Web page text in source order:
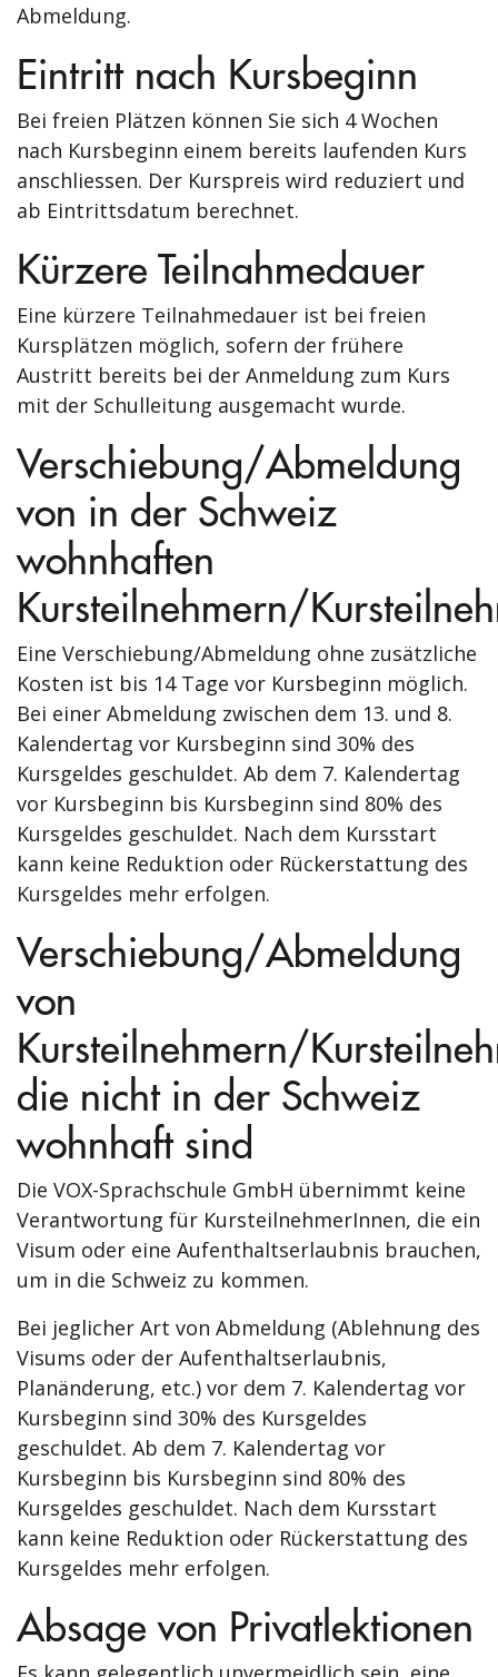
Abmeldung.
Eintritt nach Kursbeginn
Bei freien Plätzen können Sie sich 4 Wochen
nach Kursbeginn einem bereits laufenden Kurs
anschliessen. Der Kurspreis wird reduziert und
ab Eintrittsdatum berechnet.
Kürzere Teilnahmedauer
Eine kürzere Teilnahmedauer ist bei freien
Kursplätzen möglich, sofern der frühere
Austritt bereits bei der Anmeldung zum Kurs
mit der Schulleitung ausgemacht wurde.
Verschiebung/Abmeldung
von in der Schweiz
wohnhaften
Kursteilnehmern/
Eine Verschiebung/Abmeldung ohne zusätzliche
Kosten ist bis 14 Tage vor Kursbeginn möglich.
Bei einer Abmeldung zwischen dem 13. und 8.
Kalendertag vor Kursbeginn sind 30% des
Kursgeldes geschuldet. Ab dem 7. Kalendertag
vor Kursbeginn bis Kursbeginn sind 80% des
Kursgeldes geschuldet. Nach dem Kursstart
kann keine Reduktion oder Rückerstattung des
Kursgeldes mehr erfolgen.
Verschiebung/Abmeldung
von
Kursteilnehmern/
die nicht in der Schweiz
wohnhaft sind
Die VOX-Sprachschule GmbH übernimmt keine
Verantwortung für KursteilnehmerInnen, die ein
Visum oder eine Aufenthaltserlaubnis brauchen,
um in die Schweiz zu kommen.
Bei jeglicher Art von Abmeldung (Ablehnung des
Visums oder der Aufenthaltserlaubnis,
Planänderung, etc.) vor dem 7. Kalendertag vor
Kursbeginn sind 30% des Kursgeldes
geschuldet. Ab dem 7. Kalendertag vor
Kursbeginn bis Kursbeginn sind 80% des
Kursgeldes geschuldet. Nach dem Kursstart
kann keine Reduktion oder Rückerstattung des
Kursgeldes mehr erfolgen.
Absage von Privatlektionen